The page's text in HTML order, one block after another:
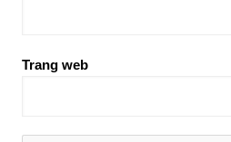
Trang web